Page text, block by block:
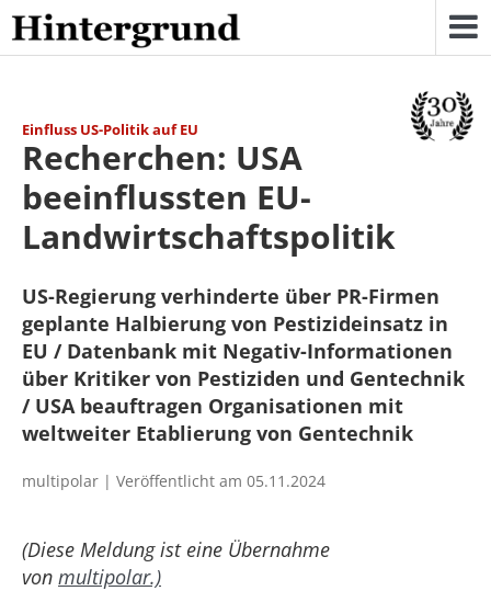
Skip
to
content
Einfluss US-Politik auf EU
Recherchen: USA
beeinflussten EU-
Landwirtschaftspolitik
US-Regierung verhinderte über PR-Firmen
geplante Halbierung von Pestizideinsatz in
EU / Datenbank mit Negativ-Informationen
über Kritiker von Pestiziden und Gentechnik
/ USA beauftragen Organisationen mit
weltweiter Etablierung von Gentechnik
multipolar | Veröffentlicht am 05.11.2024
(Diese Meldung ist eine Übernahme
von multipolar.)